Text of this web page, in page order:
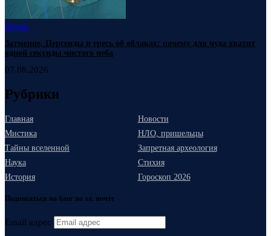
Наука
Затмение, Персеиды и ересь об облаках: почему для чуда хватит
одной секунды чистого неба
07.08.2026
Рубрики
Главная
Новости
Мистика
НЛО, пришельцы
Тайны вселенной
Запретная археология
Наука
Стихия
История
Гороскоп 2026
Подписаться на блог по эл. почте
Email адрес